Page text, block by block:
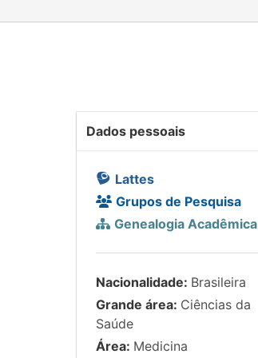
Dados pessoais
Lattes
Grupos de Pesquisa
Genealogia Acadêmica
Nacionalidade: Brasileira
Grande área: Ciências da
Saúde
Área: Medicina